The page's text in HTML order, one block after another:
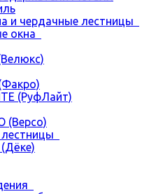
и чердачные лестницы
окна
(РуфЛайт)
(Версо)